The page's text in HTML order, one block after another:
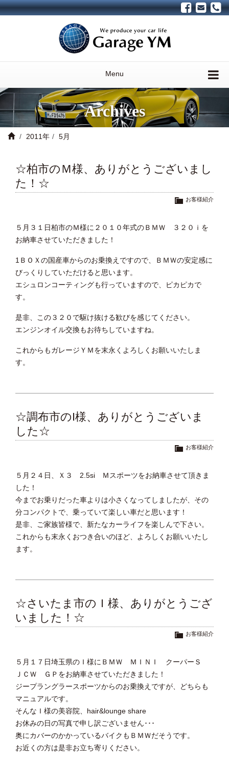
Menu
Archives
2011年 5月
☆柏市のＭ様、ありがとうございまし
た！☆
お客様紹介
５月３１日柏市のＭ様に２０１０年式のＢＭＷ ３２０ｉを
お納車させていただきました！
1ＢＯＸの国産車からのお乗換えですので、ＢＭＷの安定感に
びっくりしていただけると思います。
エシュロンコーティングも行っていますので、ピカピカで
す。
是非、この３２０で駆け抜ける歓びを感じてください。
エンジンオイル交換もお待ちしていますね。
これからもガレージＹＭを末永くよろしくお願いいたしま
す。
☆調布市のI様、ありがとうございま
した☆
お客様紹介
５月２４日、Ｘ３ 2.5si Ｍスポーツをお納車させて頂きま
した！
今までお乗りだった車よりは小さくなってしましたが、その
分コンパクトで、乗っていて楽しい車だと思います！
是非、ご家族皆様で、新たなカーライフを楽しんで下さい。
これからも末永くおつき合いのほど、よろしくお願いいたし
ます。
☆さいたま市のＩ様、ありがとうござ
いました！☆
お客様紹介
５月１７日埼玉県のＩ様にＢＭＷ ＭＩＮＩ クーパーＳ
ＪＣＷ ＧＰをお納車させていただきました！
ジープラングラースポーツからのお乗換えですが、どちらも
マニュアルです。
そんなＩ様の美容院、hair&lounge share
お休みの日の写真で申し訳ございません･･･
奥にカバーのかかっているバイクもＢＭＷだそうです。
お近くの方は是非お立ち寄りください。